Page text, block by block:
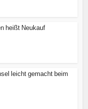
heißt Neukauf
leicht gemacht beim